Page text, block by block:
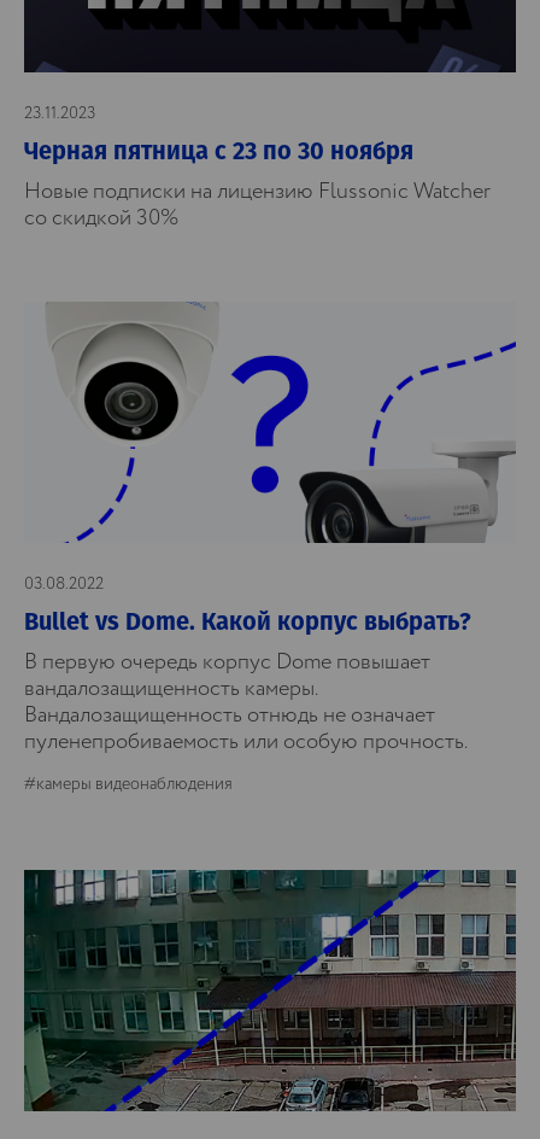
23.11.2023
Черная пятница c 23 по 30 ноября
Новые подписки на лицензию Flussonic Watcher
со скидкой 30%
03.08.2022
Bullet vs Dome. Какой корпус выбрать?
В первую очередь корпус Dome повышает
вандалозащищенность камеры.
Вандалозащищенность отнюдь не означает
пуленепробиваемость или особую прочность.
#камеры видеонаблюдения